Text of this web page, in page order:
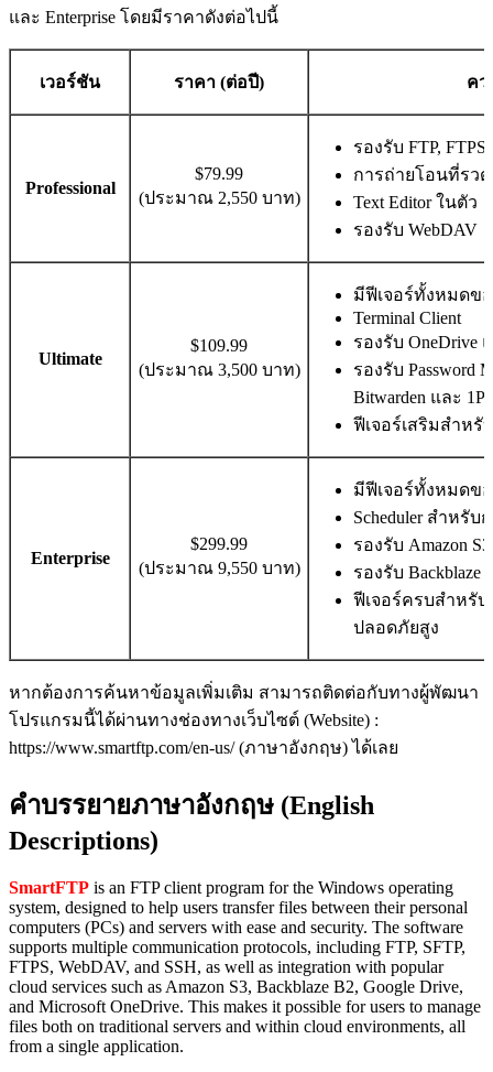
และ Enterprise โดยมีราคาดังต่อไปนี้
เวอร์ชัน ราคา (ต่อปี) คว
Professional
$79.99
(ประมาณ 2,550 บาท)
รองรับ FTP,
การถ่ายโอนที่รวด
Text Editor ในตัว
รองรับ WebDAV
Ultimate
$109.99
(ประมาณ 3,500 บาท)
มีฟีเจอร์ทั้งหมดขอ
Terminal Client
รองรับ OneDrive
รองรับ Password
Bitwarden และ
ฟีเจอร์เสริมสำห
Enterprise
$299.99
(ประมาณ 9,550 บาท)
มีฟีเจอร์ทั้งหมดขอ
Scheduler สำหรับ
รองรับ Amazon
รองรับ Backblaze
ฟีเจอร์ครบสำหรั
ปลอดภัยสูง
หากต้องการค้นหาข้อมูลเพิ่มเติม สามารถติดต่อกับทางผู้พัฒนา
โปรแกรมนี้ได้ผ่านทางช่องทางเว็บไซต์ (Website) :
https://www.smartftp.com/en-us/ (ภาษาอังกฤษ) ได้เลย
คำบรรยายภาษาอังกฤษ (English
Descriptions)
SmartFTP is an FTP client program for the Windows operating
system, designed to help users transfer files between their personal
computers (PCs) and servers with ease and security. The software
supports multiple communication protocols, including FTP, SFTP,
FTPS, WebDAV, and SSH, as well as integration with popular
cloud services such as Amazon S3, Backblaze B2, Google Drive,
and Microsoft OneDrive. This makes it possible for users to manage
files both on traditional servers and within cloud environments, all
from a single application.